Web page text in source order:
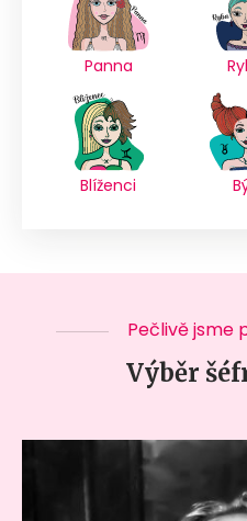
Panna
Blíženci
Pečlivě jsme
Výběr